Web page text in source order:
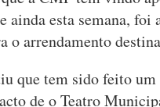
ainda esta semana,
o arrendamento
que tem sido feito
de o Teatro